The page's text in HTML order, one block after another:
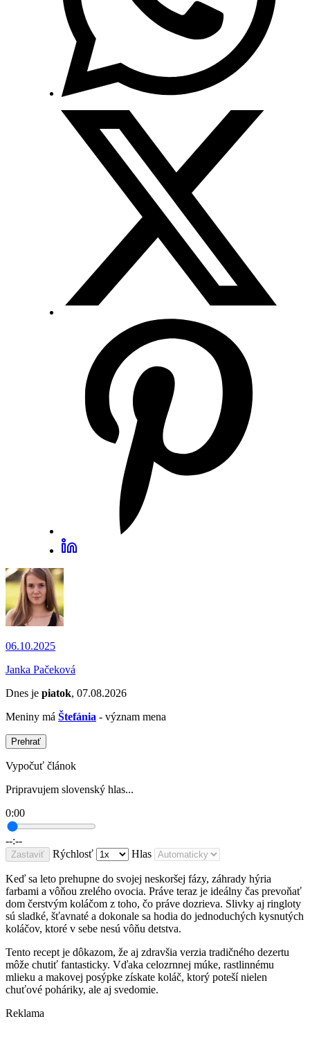
06.10.2025
Janka Pačeková
Dnes je piatok, 07.08.2026
Meniny má Štefánia - význam mena
Prehrať
Vypočuť článok
Pripravujem slovenský hlas...
0:00
--:--
Zastaviť Rýchlosť Hlas
Keď sa leto prehupne do svojej neskoršej fázy, záhrady hýria
farbami a vôňou zrelého ovocia. Práve teraz je ideálny čas prevoňať
dom čerstvým koláčom z toho, čo práve dozrieva. Slivky aj ringloty
sú sladké, šťavnaté a dokonale sa hodia do jednoduchých kysnutých
koláčov, ktoré v sebe nesú vôňu detstva.
Tento recept je dôkazom, že aj zdravšia verzia tradičného dezertu
môže chutiť fantasticky. Vďaka celozrnnej múke, rastlinnému
mlieku a makovej posýpke získate koláč, ktorý poteší nielen
chuťové poháriky, ale aj svedomie.
Reklama